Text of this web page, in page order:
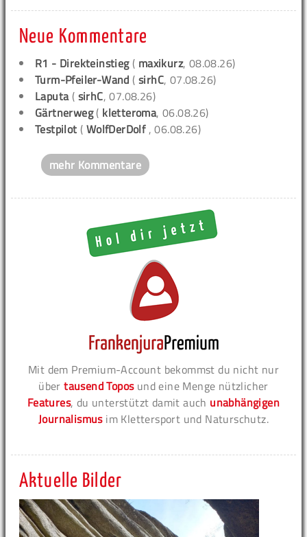
Neue Kommentare
R1 - Direkteinstieg( maxikurz, 08.08.26)
Turm-Pfeiler-Wand (sirhC, 07.08.26)
Laputa( sirhC, 07.08.26)
Gärtnerweg( kletteroma, 06.08.26)
Testpilot ( WolfDerDolf , 06.08.26)
mehr Kommentare
Mit dem Premium-Account bekommst du nicht nur
übertausend Toposund eine Menge nützlicher
Features, du unterstützt damit auch unabhängigen
Journalismusim Klettersport und Naturschutz.
Aktuelle Bilder